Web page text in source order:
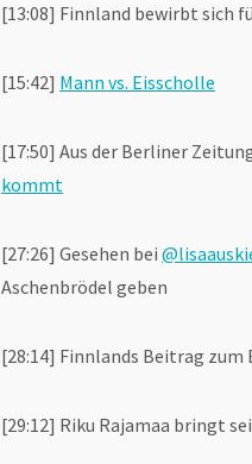
[13:08] Finnland bewirbt sich
[15:42] Mann vs. Eisscholle
[17:50] Aus der Berliner
kommt
[27:26] Gesehen bei
Aschenbrödel geben
[28:14] Finnlands Beitrag
[29:12] Riku Rajamaa bringt